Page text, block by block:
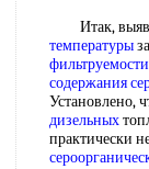
Итак,
температуры
фильтруемости
содержания
Установлено,
дизельных
практически